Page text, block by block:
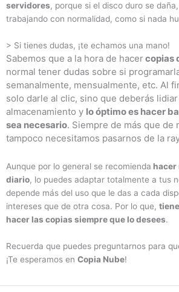
servidores, porque si el disco duro se
trabajando con normalidad, como si nada
> Si tienes dudas, ¡te echamos una mano!
Sabemos que a la hora de hacercopias
normal tener dudas sobre si
semanalmente, mensualmente, etc. Al
solo darle al clic, sino que deberás
almacenamiento y lo óptimo es hacer
sea necesario. Siempre de más que de
tampoco necesitamos pasarnos de la
Aunque por lo general se recomienda hacer
diario, lo puedes adaptar totalmente a tus
depende más del uso que le das a cada
intereses que de otra cosa. Por lo que,
hacer las copias siempre que lo desees.
Recuerda que puedes preguntarnos para
¡Te esperamos en Copia Nube!